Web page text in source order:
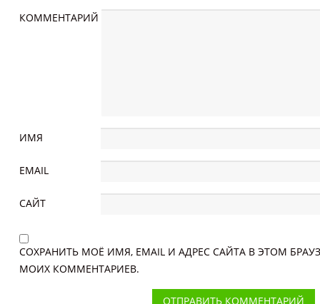
КОММЕНТАРИЙ
ИМЯ
EMAIL
САЙТ
СОХРАНИТЬ МОЁ ИМЯ, EMAIL И АДРЕС САЙТА В ЭТОМ
МОИХ КОММЕНТАРИЕВ.